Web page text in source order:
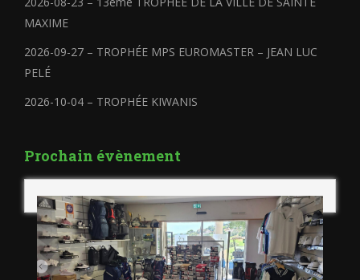
MAXIME
2026-09-27 – TROPHÉE MPS EUROMASTER – JEAN LUC
PELÉ
2026-10-04 – TROPHÉE KIWANIS
Prochain évènement